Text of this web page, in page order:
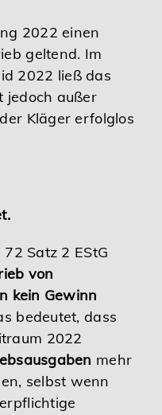
2022 einen
geltend. Im
2022 ließ das
jedoch außer
Kläger erfolglos
Satz 2 EStG
von
kein Gewinn
bedeutet, dass
2022
mehr
selbst wenn